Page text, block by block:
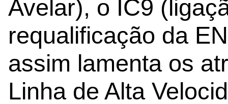
Avelar), o IC9
requalificação da
assim lamenta os
Linha de Alta